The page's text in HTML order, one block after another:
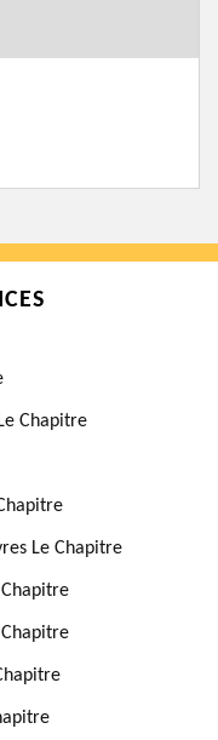
Chapitre
Le Chapitre